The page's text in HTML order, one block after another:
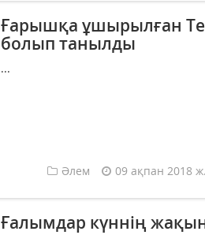
Ғарышқа ұшырылған
болып танылды
...
Әлем 09 ақпан 2018 ж.
Ғалымдар күннің